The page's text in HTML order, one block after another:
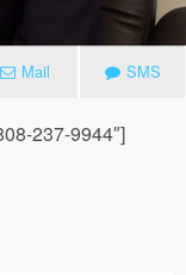
Mail SMS
237-9944″]